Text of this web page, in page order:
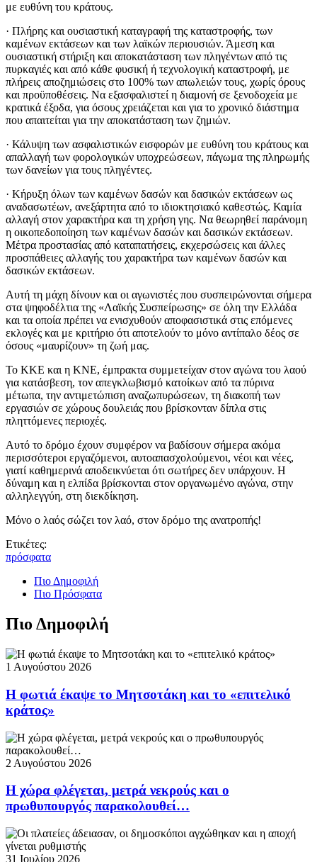
με ευθύνη του κράτους.
· Πλήρης και ουσιαστική καταγραφή της καταστροφής, των
καμένων εκτάσεων και των λαϊκών περιουσιών. Άμεση και
ουσιαστική στήριξη και αποκατάσταση των πληγέντων από τις
πυρκαγιές και από κάθε φυσική ή τεχνολογική καταστροφή, με
πλήρεις αποζημιώσεις στο 100% των απωλειών τους, χωρίς όρους
και προϋποθέσεις. Να εξασφαλιστεί η διαμονή σε ξενοδοχεία με
κρατικά έξοδα, για όσους χρειάζεται και για το χρονικό διάστημα
που απαιτείται για την αποκατάσταση των ζημιών.
· Κάλυψη των ασφαλιστικών εισφορών με ευθύνη του κράτους και
απαλλαγή των φορολογικών υποχρεώσεων, πάγωμα της πληρωμής
των δανείων για τους πληγέντες.
· Κήρυξη όλων των καμένων δασών και δασικών εκτάσεων ως
αναδασωτέων, ανεξάρτητα από το ιδιοκτησιακό καθεστώς. Καμία
αλλαγή στον χαρακτήρα και τη χρήση γης. Να θεωρηθεί παράνομη
η οικοπεδοποίηση των καμένων δασών και δασικών εκτάσεων.
Μέτρα προστασίας από καταπατήσεις, εκχερσώσεις και άλλες
προσπάθειες αλλαγής του χαρακτήρα των καμένων δασών και
δασικών εκτάσεων.
Αυτή τη μάχη δίνουν και οι αγωνιστές που συσπειρώνονται σήμερα
στα ψηφοδέλτια της «Λαϊκής Συσπείρωσης» σε όλη την Ελλάδα
και τα οποία πρέπει να ενισχυθούν αποφασιστικά στις επόμενες
εκλογές και με κριτήριο ότι αποτελούν το μόνο αντίπαλο δέος σε
όσους «μαυρίζουν» τη ζωή μας.
Το ΚΚΕ και η ΚΝΕ, έμπρακτα συμμετείχαν στον αγώνα του λαού
για κατάσβεση, τον απεγκλωβισμό κατοίκων από τα πύρινα
μέτωπα, την αντιμετώπιση αναζωπυρώσεων, τη διακοπή των
εργασιών σε χώρους δουλειάς που βρίσκονταν δίπλα στις
πληττόμενες περιοχές.
Αυτό το δρόμο έχουν συμφέρον να βαδίσουν σήμερα ακόμα
περισσότεροι εργαζόμενοι, αυτοαπασχολούμενοι, νέοι και νέες,
γιατί καθημερινά αποδεικνύεται ότι σωτήρες δεν υπάρχουν. Η
δύναμη και η ελπίδα βρίσκονται στον οργανωμένο αγώνα, στην
αλληλεγγύη, στη διεκδίκηση.
Μόνο ο λαός σώζει τον λαό, στον δρόμο της ανατροπής!
Ετικέτες:
πρόσφατα
Πιο Δημοφιλή
Πιο Πρόσφατα
Πιο Δημοφιλή
1 Αυγούστου 2026
Η φωτιά έκαψε το Μητσοτάκη και το «επιτελικό
κράτος»
2 Αυγούστου 2026
Η χώρα φλέγεται, μετρά νεκρούς και ο
πρωθυπουργός παρακολουθεί…
31 Ιουλίου 2026